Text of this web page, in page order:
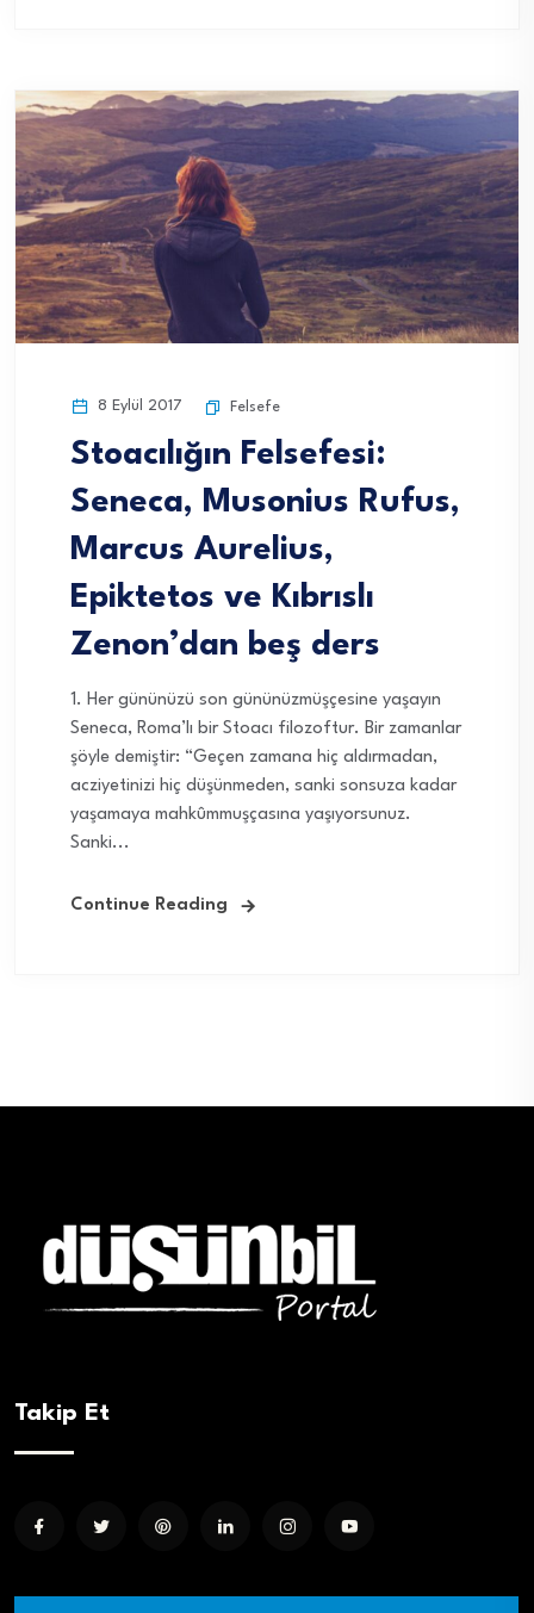
8 Eylül 2017 Felsefe
Stoacılığın Felsefesi:
Seneca, Musonius Rufus,
Marcus Aurelius,
Epiktetos ve Kıbrıslı
Zenon’dan beş ders
1. Her gününüzü son gününüzmüşçesine yaşayın
Seneca, Roma’lı bir Stoacı filozoftur. Bir zamanlar
şöyle demiştir: “Geçen zamana hiç aldırmadan,
acziyetinizi hiç düşünmeden, sanki sonsuza kadar
yaşamaya mahkûmmuşçasına yaşıyorsunuz.
Sanki...
Continue Reading
Takip Et